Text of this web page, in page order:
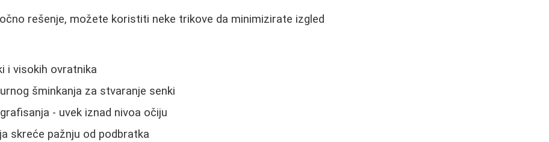
rešenje, možete koristiti neke trikove da minimizirate izgled
i visokih ovratnika
šminkanja za stvaranje senki
- uvek iznad nivoa očiju
skreće pažnju od podbratka